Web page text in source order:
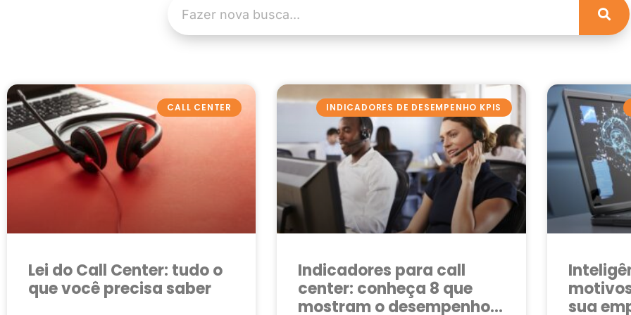
CALL CENTER
Lei do Call Center: tudo o
que você precisa saber
INDICADORES DE DESEMPENHO KPIS
Indicadores para call
center: conheça 8 que
mostram o desempenho
sua